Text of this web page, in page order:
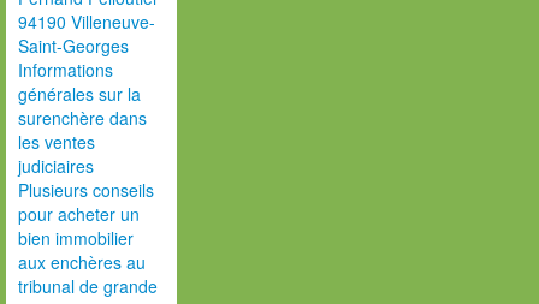
94190 Villeneuve-
Saint-Georges
Informations
générales sur la
surenchère dans
les ventes
judiciaires
Plusieurs conseils
pour acheter un
bien immobilier
aux enchères au
tribunal de grande